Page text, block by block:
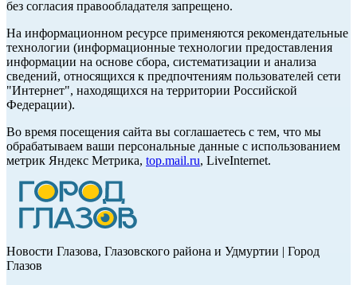
без согласия правообладателя запрещено.
На информационном ресурсе применяются рекомендательные
технологии (информационные технологии предоставления
информации на основе сбора, систематизации и анализа
сведений, относящихся к предпочтениям пользователей сети
"Интернет", находящихся на территории Российской
Федерации).
Во время посещения сайта вы соглашаетесь с тем, что мы
обрабатываем ваши персональные данные с использованием
метрик Яндекс Метрика, top.mail.ru, LiveInternet.
Новости Глазова, Глазовского района и Удмуртии | Город
Глазов